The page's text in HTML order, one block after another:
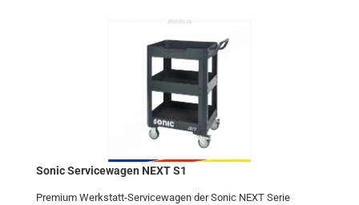
Sonic Ser­vice­wa­gen NEXT S1
Pre­mi­um Werkstatt-​Servicewagen der Sonic NEXT Serie